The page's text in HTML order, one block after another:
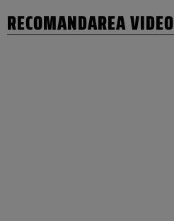
RECOMANDAREA VIDEO